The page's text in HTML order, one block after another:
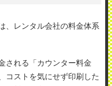
、レンタル会社の料金体系
される「カウンター料金
コストを気にせず印刷した